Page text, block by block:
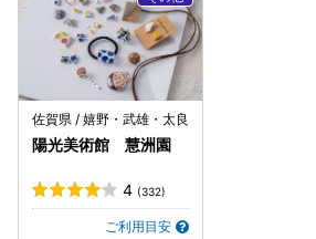
佐賀県 / 嬉野・武雄・太良
陽光美術館 慧洲園
4 (332)
ご利用目安